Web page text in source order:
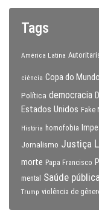
Tags
América Latina
ciência Copa do Mundo
Política democracia
Estados Unidos Fake
História homofobia
Jornalismo Justiça
morte Papa Francisco
mental
Saúde pública
Trump violência de